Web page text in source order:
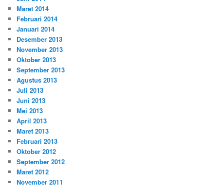
Maret 2014
Februari 2014
Januari 2014
Desember 2013
November 2013
Oktober 2013
September 2013
Agustus 2013
Juli 2013
Juni 2013
Mei 2013
April 2013
Maret 2013
Februari 2013
Oktober 2012
September 2012
Maret 2012
November 2011